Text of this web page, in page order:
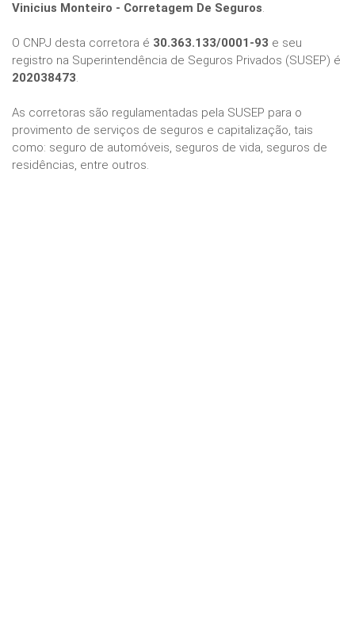
Vinicius Monteiro - Corretagem De Seguros.
O CNPJ desta corretora é 30.363.133/0001-93 e seu
registro na Superintendência de Seguros Privados (SUSEP) é
202038473.
As corretoras são regulamentadas pela SUSEP para o
provimento de serviços de seguros e capitalização, tais
como: seguro de automóveis, seguros de vida, seguros de
residências, entre outros.